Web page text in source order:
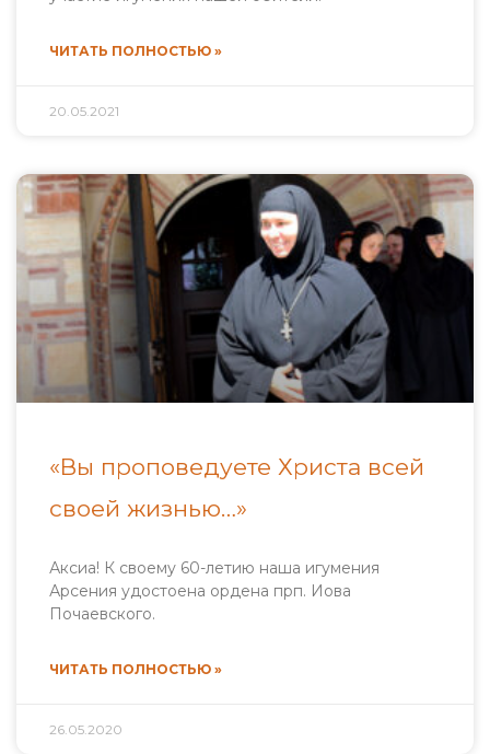
ЧИТАТЬ ПОЛНОСТЬЮ »
20.05.2021
«Вы проповедуете Христа всей
своей жизнью…»
Аксиа! К своему 60-летию наша игумения
Арсения удостоена ордена прп. Иова
Почаевского.
ЧИТАТЬ ПОЛНОСТЬЮ »
26.05.2020